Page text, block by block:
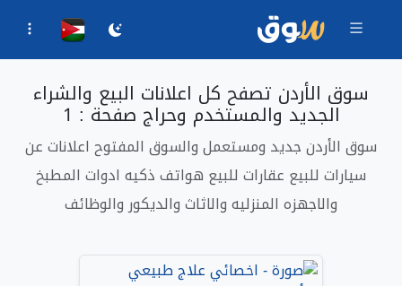
سوق الأردن تصفح كل اعلانات البيع والشراء
الجديد والمستخدم وحراج صفحة : 1
سوق الأردن جديد ومستعمل والسوق المفتوح اعلانات عن
سيارات للبيع عقارات للبيع هواتف ذكيه ادوات المطبخ
والاجهزه المنزليه والاثاث والديكور والوظائف